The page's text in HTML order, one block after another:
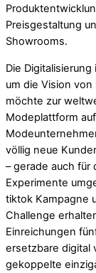
Preisgestaltung
Showrooms.
Die
um die Vision von
möchte zur
Modeplattform
völlig neue
– gerade auch für
Experimente
tiktok Kampagne
Challenge
Einreichungen
ersetzbare digital
gekoppelte